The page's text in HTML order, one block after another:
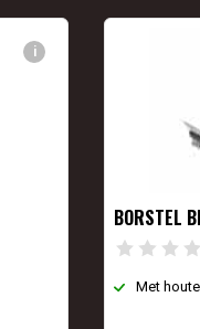
i
BORSTEL
Met